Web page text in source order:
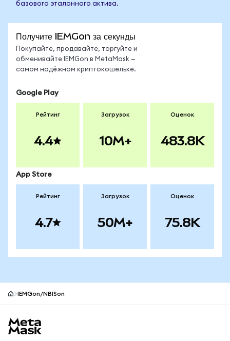
базового эталонного актива.
Получите IEMGon за секунды
Покупайте, продавайте, торгуйте и
обменивайте IEMGon в MetaMask —
самом надёжном криптокошельке.
Google Play
Рейтинг
4.4
Загрузок
10M+
Оценок
483.8K
App Store
Рейтинг
4.7
Загрузок
50M+
Оценок
75.8K
IEMGon/NBISon